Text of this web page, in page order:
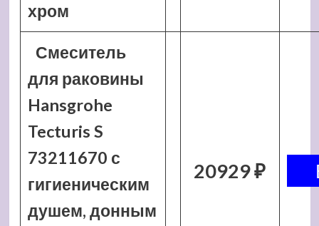
хром
Смеситель
для раковины
Hansgrohe
Tecturis S
73211670 с
гигиеническим
душем, донным
20929 ₽